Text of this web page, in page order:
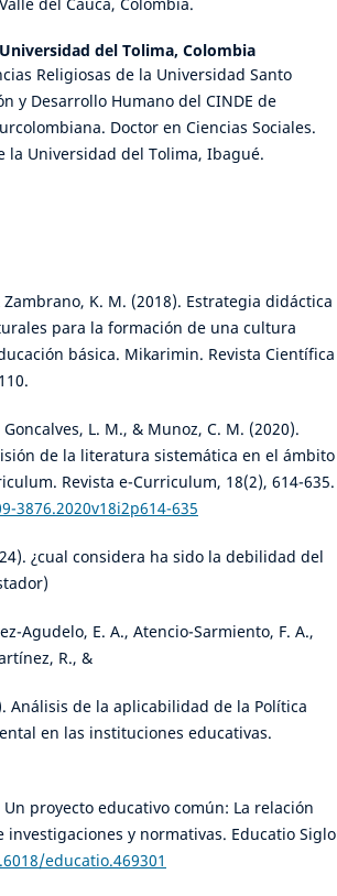
del Cauca, Colombia.
Universidad del Tolima, Colombia
Religiosas de la Universidad Santo
y Desarrollo Humano del CINDE de
Doctor en Ciencias Sociales.
la Universidad del Tolima, Ibagué.
K. M. (2018). Estrategia didáctica
para la formación de una cultura
básica. Mikarimin. Revista Científica
L. M., & Munoz, C. M. (2020).
de la literatura sistemática en el ámbito
Revista e-Curriculum, 18(2), 614-635.
3876.2020v18i2p614-635
¿cual considera ha sido la debilidad del
Agudelo, E. A., Atencio-Sarmiento, F. A.,
R., &
Análisis de la aplicabilidad de la Política
en las instituciones educativas.
Un proyecto educativo común: La relación
investigaciones y normativas. Educatio Siglo
educatio.469301